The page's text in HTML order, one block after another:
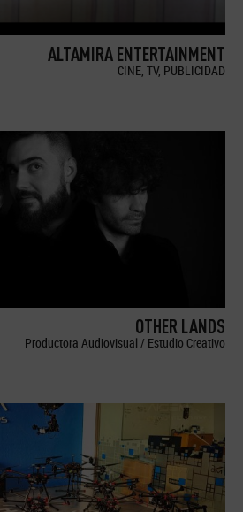
ALTAMIRA ENTERTAINMENT
CINE, TV, PUBLICIDAD
OTHER LANDS
Productora Audiovisual / Estudio Creativo